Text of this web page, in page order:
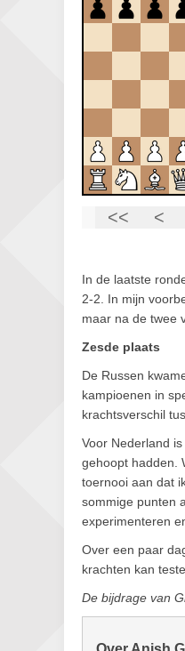
In de laatste
2-2. In mijn
maar na de twee
Zesde plaats
De Russen
kampioenen in
krachtsverschil
Voor Nederland
gehoopt hadden.
toernooi aan dat
sommige punten
experimenteren
Over een paar
krachten kan
De bijdrage van